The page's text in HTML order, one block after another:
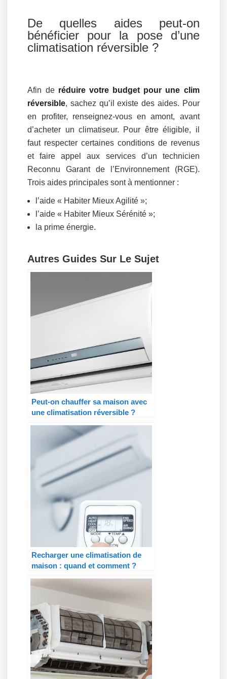
De quelles aides peut-on
bénéficier pour la pose d’une
climatisation réversible ?
Afin de réduire votre budget pour une clim
réversible, sachez qu’il existe des aides. Pour
en profiter, renseignez-vous en amont, avant
d’acheter un climatiseur. Pour être éligible, il
faut respecter certaines conditions de revenus
et faire appel aux services d’un technicien
Reconnu Garant de l’Environnement (RGE).
Trois aides principales sont à mentionner :
l’aide « Habiter Mieux Agilité »;
l’aide « Habiter Mieux Sérénité »;
la prime énergie.
Autres Guides Sur Le Sujet
Peut-on chauffer sa maison avec
une climatisation réversible ?
Recharger une climatisation de
maison : quand et comment ?